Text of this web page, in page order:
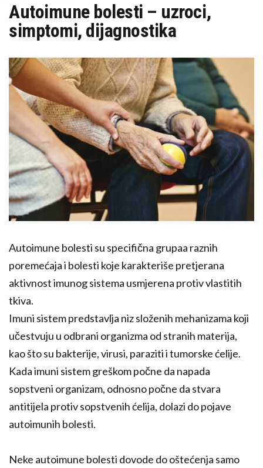
Autoimune bolesti – uzroci,
simptomi, dijagnostika
Autoimune bolesti su specifična grupaa raznih
poremećaja i bolesti koje karakteriše pretjerana
aktivnost imunog sistema usmjerena protiv vlastitih
tkiva.
Imuni sistem predstavlja niz složenih mehanizama koji
učestvuju u odbrani organizma od stranih materija,
kao što su bakterije, virusi, paraziti i tumorske ćelije.
Kada imuni sistem greškom počne da napada
sopstveni organizam, odnosno počne da stvara
antitijela protiv sopstvenih ćelija, dolazi do pojave
autoimunih bolesti.
Neke autoimune bolesti dovode do oštećenja samo